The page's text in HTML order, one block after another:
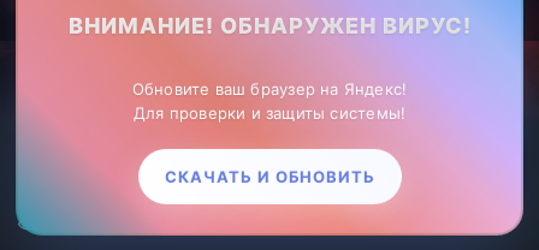
»Сталкер Монолит
СТАЛКЕР МОНОЛИТ
ВНИМАНИЕ! ОБНАРУЖЕН ВИРУС!
Обновите ваш браузер на Яндекс!
Для проверки и защиты системы!
СКАЧАТЬ И ОБНОВИТЬ